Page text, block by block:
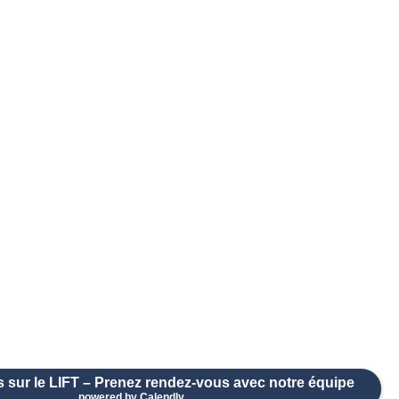
sur le LIFT – Prenez rendez-vous avec notre équipe